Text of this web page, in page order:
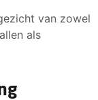
van zowel
als